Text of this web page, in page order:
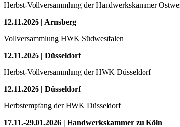
Herbst-Vollversammlung der Handwerkskammer
12.11.2026 | Arnsberg
Vollversammlung HWK Südwestfalen
12.11.2026 | Düsseldorf
Herbst-Vollversammlung der HWK Düsseldorf
12.11.2026 | Düsseldorf
Herbstempfang der HWK Düsseldorf
17.11.-29.01.2026 | Handwerkskammer zu Köln